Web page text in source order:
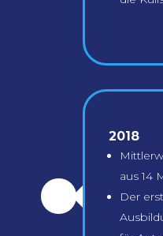
2018
aus 14
Der